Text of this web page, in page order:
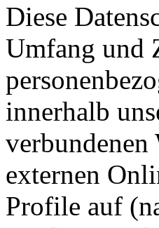
Diese
Umfang und
innerhalb
externen
Profile auf